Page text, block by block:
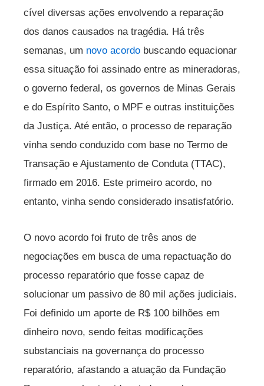
cível diversas ações envolvendo a reparação
dos danos causados na tragédia. Há três
semanas, um novo acordo buscando equacionar
essa situação foi assinado entre as mineradoras,
o governo federal, os governos de Minas Gerais
e do Espírito Santo, o MPF e outras instituições
da Justiça. Até então, o processo de reparação
vinha sendo conduzido com base no Termo de
Transação e Ajustamento de Conduta (TTAC),
firmado em 2016. Este primeiro acordo, no
entanto, vinha sendo considerado insatisfatório.
O novo acordo foi fruto de três anos de
negociações em busca de uma repactuação do
processo reparatório que fosse capaz de
solucionar um passivo de 80 mil ações judiciais.
Foi definido um aporte de R$ 100 bilhões em
dinheiro novo, sendo feitas modificações
substanciais na governança do processo
reparatório, afastando a atuação da Fundação